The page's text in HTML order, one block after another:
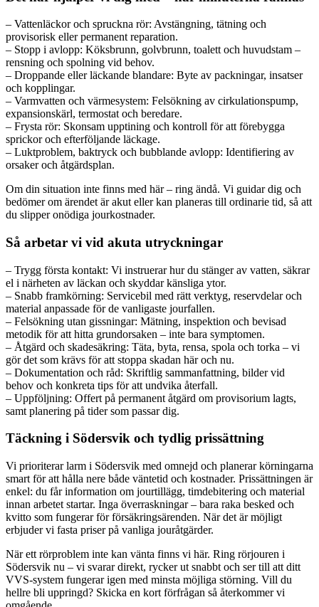
– Vattenläckor och spruckna rör: Avstängning, tätning och
provisorisk eller permanent reparation.
– Stopp i avlopp: Köksbrunn, golvbrunn, toalett och huvudstam –
rensning och spolning vid behov.
– Droppande eller läckande blandare: Byte av packningar, insatser
och kopplingar.
– Varmvatten och värmesystem: Felsökning av cirkulationspump,
expansionskärl, termostat och beredare.
– Frysta rör: Skonsam upptining och kontroll för att förebygga
sprickor och efterföljande läckage.
– Luktproblem, baktryck och bubblande avlopp: Identifiering av
orsaker och åtgärdsplan.
Om din situation inte finns med här – ring ändå. Vi guidar dig och
bedömer om ärendet är akut eller kan planeras till ordinarie tid, så att
du slipper onödiga jourkostnader.
Så arbetar vi vid akuta utryckningar
– Trygg första kontakt: Vi instruerar hur du stänger av vatten, säkrar
el i närheten av läckan och skyddar känsliga ytor.
– Snabb framkörning: Servicebil med rätt verktyg, reservdelar och
material anpassade för de vanligaste jourfallen.
– Felsökning utan gissningar: Mätning, inspektion och bevisad
metodik för att hitta grundorsaken – inte bara symptomen.
– Åtgärd och skadesäkring: Täta, byta, rensa, spola och torka – vi
gör det som krävs för att stoppa skadan här och nu.
– Dokumentation och råd: Skriftlig sammanfattning, bilder vid
behov och konkreta tips för att undvika återfall.
– Uppföljning: Offert på permanent åtgärd om provisorium lagts,
samt planering på tider som passar dig.
Täckning i Södersvik och tydlig prissättning
Vi prioriterar larm i Södersvik med omnejd och planerar körningarna
smart för att hålla nere både väntetid och kostnader. Prissättningen är
enkel: du får information om jourtillägg, timdebitering och material
innan arbetet startar. Inga överraskningar – bara raka besked och
kvitto som fungerar för försäkringsärenden. När det är möjligt
erbjuder vi fasta priser på vanliga jouråtgärder.
När ett rörproblem inte kan vänta finns vi här. Ring rörjouren i
Södersvik nu – vi svarar direkt, rycker ut snabbt och ser till att ditt
VVS-system fungerar igen med minsta möjliga störning. Vill du
hellre bli uppringd? Skicka en kort förfrågan så återkommer vi